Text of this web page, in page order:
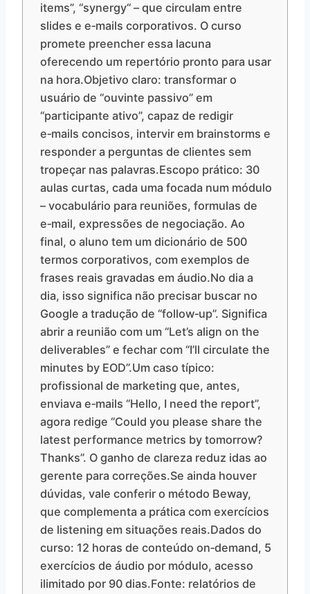
items”, “synergy“ – que circulam entre
slides e e‑mails corporativos. O curso
promete preencher essa lacuna
oferecendo um repertório pronto para usar
na hora.Objetivo claro: transformar o
usuário de “ouvinte passivo” em
“participante ativo”, capaz de redigir
e‑mails concisos, intervir em brainstorms e
responder a perguntas de clientes sem
tropeçar nas palavras.Escopo prático: 30
aulas curtas, cada uma focada num módulo
– vocabulário para reuniões, formulas de
e‑mail, expressões de negociação. Ao
final, o aluno tem um dicionário de 500
termos corporativos, com exemplos de
frases reais gravadas em áudio.No dia a
dia, isso significa não precisar buscar no
Google a tradução de “follow‑up”. Significa
abrir a reunião com um “Let’s align on the
deliverables” e fechar com “I’ll circulate the
minutes by EOD”.Um caso típico:
profissional de marketing que, antes,
enviava e‑mails “Hello, I need the report”,
agora redige “Could you please share the
latest performance metrics by tomorrow?
Thanks”. O ganho de clareza reduz idas ao
gerente para correções.Se ainda houver
dúvidas, vale conferir o método Beway,
que complementa a prática com exercícios
de listening em situações reais.Dados do
curso: 12 horas de conteúdo on‑demand, 5
exercícios de áudio por módulo, acesso
ilimitado por 90 dias.Fonte: relatórios de